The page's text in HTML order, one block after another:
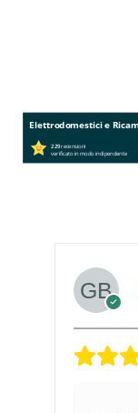
Elettrodomestici e
229recensioni
verificato in modo indipendente